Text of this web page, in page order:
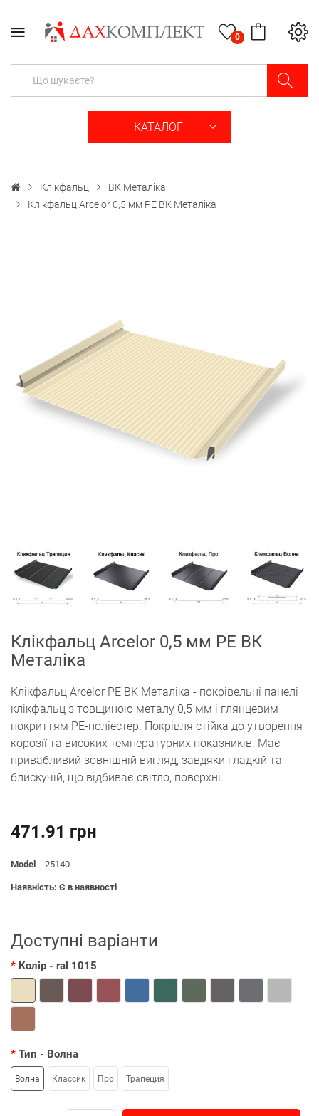
0
КАТАЛОГ
Клікфальц
ВК Металіка
Клікфальц Arcelor 0,5 мм PE ВК Металіка
Клікфальц Arcelor 0,5 мм PE ВК
Металіка
Клікфальц Arcelor PE ВК Металіка - покрівельні панелі
клікфальц з товщиною металу 0,5 мм і глянцевим
покриттям РЕ-поліестер. Покрівля стійка до утворення
корозії та високих температурних показників. Має
привабливий зовнішній вигляд, завдяки гладкій та
блискучій, що відбиває світло, поверхні.
471.91 грн
Model 25140
Наявність: Є в наявності
Доступні варіанти
Колір - ral 1015
Тип - Волна
Волна Классик Про Трапеция